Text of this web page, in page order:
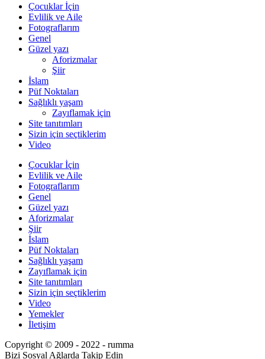
Çocuklar İçin
Evlilik ve Aile
Fotograflarım
Genel
Güzel yazı
Aforizmalar
Şiir
İslam
Püf Noktaları
Sağlıklı yaşam
Zayıflamak için
Site tanıtımları
Sizin için seçtiklerim
Video
Çocuklar İçin
Evlilik ve Aile
Fotograflarım
Genel
Güzel yazı
Aforizmalar
Şiir
İslam
Püf Noktaları
Sağlıklı yaşam
Zayıflamak için
Site tanıtımları
Sizin için seçtiklerim
Video
Yemekler
İletişim
Copyright © 2009 - 2022 - rumma
Bizi Sosyal Ağlarda Takip Edin